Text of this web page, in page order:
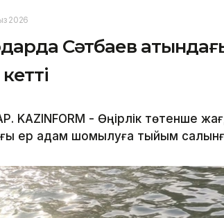
2026
Сәтбаев
KAZINFORM - Өңірлік төтенше
ер адам шомылуға тыйым